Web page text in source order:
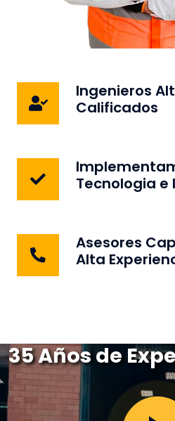
Ingenieros
Calificados
Tecnologia e
Asesores
Alta
35 Años de